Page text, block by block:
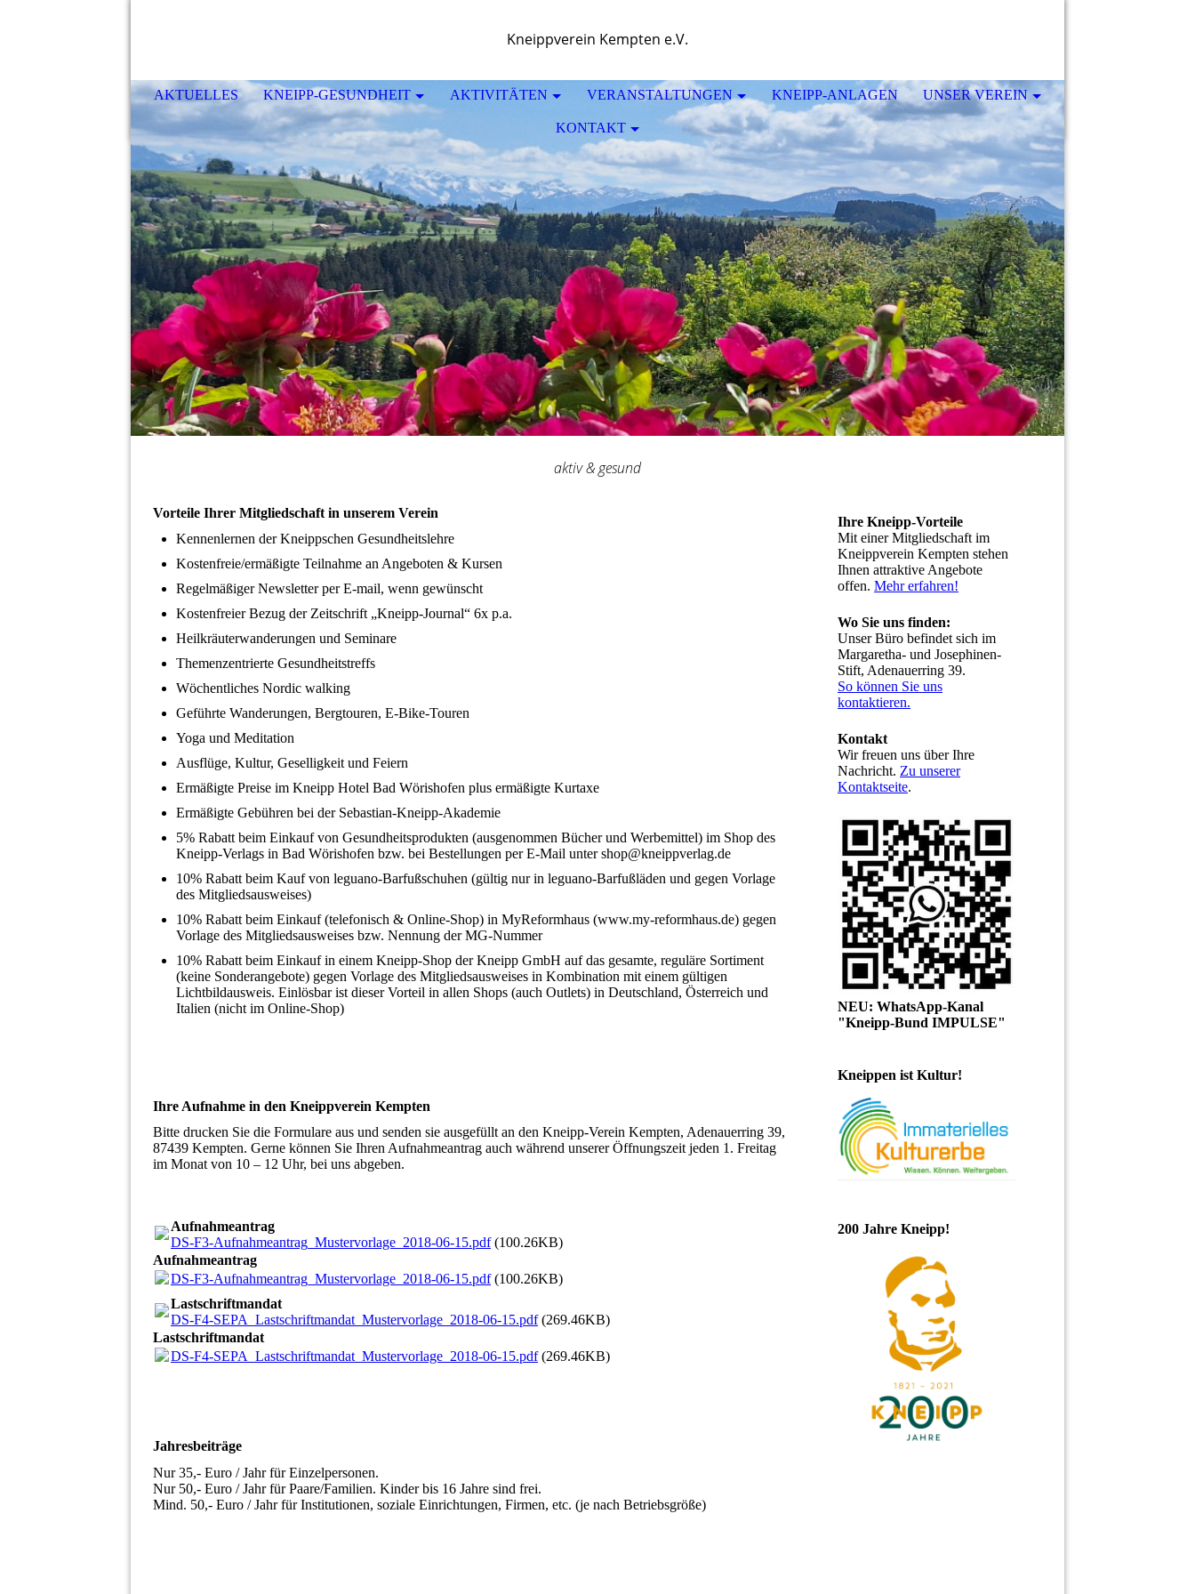
Kneippverein Kempten e.V.
AKTUELLES KNEIPP-GESUNDHEIT AKTIVITÄTEN VERANSTALTUNGEN KNEIPP-ANLAGEN UNSER VEREIN
KONTAKT
aktiv & gesund
Vorteile Ihrer Mitgliedschaft in unserem Verein
Kennenlernen der Kneippschen Gesundheitslehre
Kostenfreie/ermäßigte Teilnahme an Angeboten & Kursen
Regelmäßiger Newsletter per E-mail, wenn gewünscht
Kostenfreier Bezug der Zeitschrift „Kneipp-Journal“ 6x p.a.
Heilkräuterwanderungen und Seminare
Themenzentrierte Gesundheitstreffs
Wöchentliches Nordic walking
Geführte Wanderungen, Bergtouren, E-Bike-Touren
Yoga und Meditation
Ausflüge, Kultur, Geselligkeit und Feiern
Ermäßigte Preise im Kneipp Hotel Bad Wörishofen plus ermäßigte Kurtaxe
Ermäßigte Gebühren bei der Sebastian-Kneipp-Akademie
5% Rabatt beim Einkauf von Gesundheitsprodukten (ausgenommen Bücher und Werbemittel) im Shop des
Kneipp-Verlags in Bad Wörishofen bzw. bei Bestellungen per E-Mail unter shop@kneippverlag.de
10% Rabatt beim Kauf von leguano-Barfußschuhen (gültig nur in leguano-Barfußläden und gegen Vorlage
des Mitgliedsausweises)
10% Rabatt beim Einkauf (telefonisch & Online-Shop) in MyReformhaus (www.my-reformhaus.de) gegen
Vorlage des Mitgliedsausweises bzw. Nennung der MG-Nummer
10% Rabatt beim Einkauf in einem Kneipp-Shop der Kneipp GmbH auf das gesamte, reguläre Sortiment
(keine Sonderangebote) gegen Vorlage des Mitgliedsausweises in Kombination mit einem gültigen
Lichtbildausweis. Einlösbar ist dieser Vorteil in allen Shops (auch Outlets) in Deutschland, Österreich und
Italien (nicht im Online-Shop)
Ihre Aufnahme in den Kneippverein Kempten
Bitte drucken Sie die Formulare aus und senden sie ausgefüllt an den Kneipp-Verein Kempten, Adenauerring 39,
87439 Kempten. Gerne können Sie Ihren Aufnahmeantrag auch während unserer Öffnungszeit jeden 1. Freitag
im Monat von 10 – 12 Uhr, bei uns abgeben.
Aufnahmeantrag
DS-F3-Aufnahmeantrag_Mustervorlage_2018-06-15.pdf(100.26KB)
Aufnahmeantrag
DS-F3-Aufnahmeantrag_Mustervorlage_2018-06-15.pdf(100.26KB)
Lastschriftmandat
DS-F4-SEPA_Lastschriftmandat_Mustervorlage_2018-06-15.pdf(269.46KB)
Lastschriftmandat
DS-F4-SEPA_Lastschriftmandat_Mustervorlage_2018-06-15.pdf(269.46KB)
Jahresbeiträge
Nur 35,- Euro / Jahr für Einzelpersonen.
Nur 50,- Euro / Jahr für Paare/Familien. Kinder bis 16 Jahre sind frei.
Mind. 50,- Euro / Jahr für Institutionen, soziale Einrichtungen, Firmen, etc. (je nach Betriebsgröße)
Ihre Kneipp-Vorteile
Mit einer Mitgliedschaft im
Kneippverein Kempten stehen
Ihnen attraktive Angebote
offen. Mehr erfahren!
Wo Sie uns finden:
Unser Büro befindet sich im
Margaretha- und Josephinen-
Stift, Adenauerring 39.
So können Sie uns
kontaktieren.
Kontakt
Wir freuen uns über Ihre
Nachricht. Zu unserer
Kontaktseite.
NEU: WhatsApp-Kanal
"Kneipp-Bund IMPULSE"
Kneippen ist Kultur!
200 Jahre Kneipp!